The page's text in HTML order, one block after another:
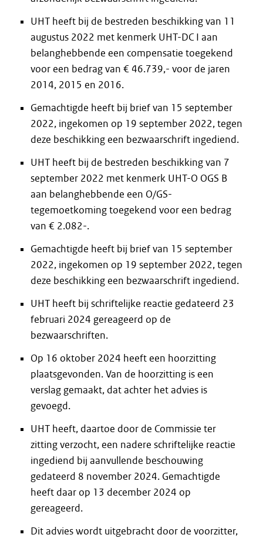
UHT heeft bij de bestreden beschikking van 11
augustus 2022 met kenmerk UHT-DC I aan
belanghebbende een compensatie toegekend
voor een bedrag van € 46.739,- voor de jaren
2014, 2015 en 2016.
Gemachtigde heeft bij brief van 15 september
2022, ingekomen op 19 september 2022, tegen
deze beschikking een bezwaarschrift ingediend.
UHT heeft bij de bestreden beschikking van 7
september 2022 met kenmerk UHT-O OGS B
aan belanghebbende een O/GS-
tegemoetkoming toegekend voor een bedrag
van € 2.082-.
Gemachtigde heeft bij brief van 15 september
2022, ingekomen op 19 september 2022, tegen
deze beschikking een bezwaarschrift ingediend.
UHT heeft bij schriftelijke reactie gedateerd 23
februari 2024 gereageerd op de
bezwaarschriften.
Op 16 oktober 2024 heeft een hoorzitting
plaatsgevonden. Van de hoorzitting is een
verslag gemaakt, dat achter het advies is
gevoegd.
UHT heeft, daartoe door de Commissie ter
zitting verzocht, een nadere schriftelijke reactie
ingediend bij aanvullende beschouwing
gedateerd 8 november 2024. Gemachtigde
heeft daar op 13 december 2024 op
gereageerd.
Dit advies wordt uitgebracht door de voorzitter,